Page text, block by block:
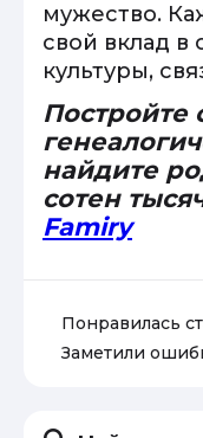
мужество.
свой вклад
культуры,
Постройте
найдите
сотен
Famiry
Понравилась
Заметили